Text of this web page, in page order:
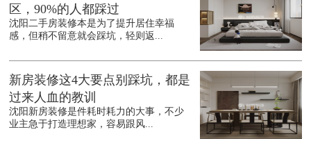
区，90%的人都踩过
沈阳二手房装修本是为了提升居住幸福
感，但稍不留意就会踩坑，轻则返...
新房装修这4大要点别踩坑，都是
过来人血的教训
沈阳新房装修是件耗时耗力的大事，不少
业主急于打造理想家，容易跟风...